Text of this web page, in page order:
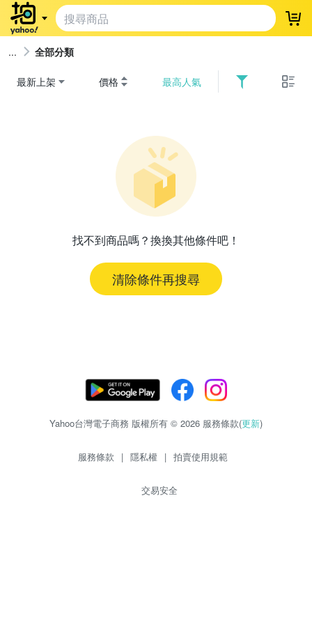
登
全部分類
最新上架 價格 最高人氣
找不到商品嗎？換換其他條件吧！
清除條件再搜尋
Yahoo台灣電子商務 版權所有 © 2026 服務條款(更新)
服務條款 | 隱私權 | 拍賣使用規範
交易安全